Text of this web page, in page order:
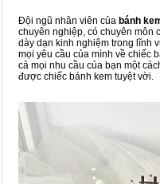
Đội ngũ nhân viên của bánh
chuyên nghiệp, có chuyên môn
dày dạn kinh nghiệm trong lĩnh
mọi yêu cầu của mình về chiếc
cả mọi nhu cầu của bạn một
được chiếc bánh kem tuyệt vời.